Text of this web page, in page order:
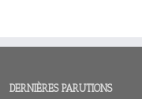
DERNIÈRES PARUTIONS